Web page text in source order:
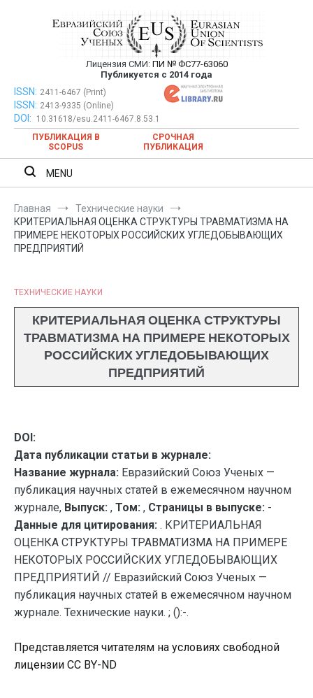
Евразийский Союз Ученых —
публикация научных статей в
ежемесячном научном журнале
Лицензия СМИ: ПИ № ФС77-63060
Публикуется с 2014 года
Евразийский Союз Ученых — публикация научных статей в
ежемесячном научном журнале
ISSN: 2411-6467 (Print)
ISSN: 2413-9335 (Online)
DOI:
10.31618/esu.2411-6467.8.53.1
ПУБЛИКАЦИЯ В
SCOPUS
СРОЧНАЯ
ПУБЛИКАЦИЯ
MENU
Главная
Технические науки
КРИТЕРИАЛЬНАЯ ОЦЕНКА СТРУКТУРЫ ТРАВМАТИЗМА НА
ПРИМЕРЕ НЕКОТОРЫХ РОССИЙСКИХ УГЛЕДОБЫВАЮЩИХ
ПРЕДПРИЯТИЙ
ТЕХНИЧЕСКИЕ НАУКИ
КРИТЕРИАЛЬНАЯ ОЦЕНКА СТРУКТУРЫ
ТРАВМАТИЗМА НА ПРИМЕРЕ НЕКОТОРЫХ
РОССИЙСКИХ УГЛЕДОБЫВАЮЩИХ
ПРЕДПРИЯТИЙ
DOI:
Дата публикации статьи в журнале:
Название журнала: Евразийский Союз Ученых —
публикация научных статей в ежемесячном научном
журнале, Выпуск: , Том: , Страницы в выпуске: -
Данные для цитирования: . КРИТЕРИАЛЬНАЯ
ОЦЕНКА СТРУКТУРЫ ТРАВМАТИЗМА НА ПРИМЕРЕ
НЕКОТОРЫХ РОССИЙСКИХ УГЛЕДОБЫВАЮЩИХ
ПРЕДПРИЯТИЙ // Евразийский Союз Ученых —
публикация научных статей в ежемесячном научном
журнале. Технические науки. ; ():-.
Представляется читателям на условиях свободной
лицензии CC BY-ND